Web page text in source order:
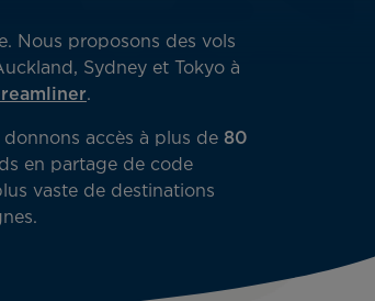
Nous proposons des vols
Sydney et Tokyo à
.
accès à plus de 80
en partage de code
vaste de destinations